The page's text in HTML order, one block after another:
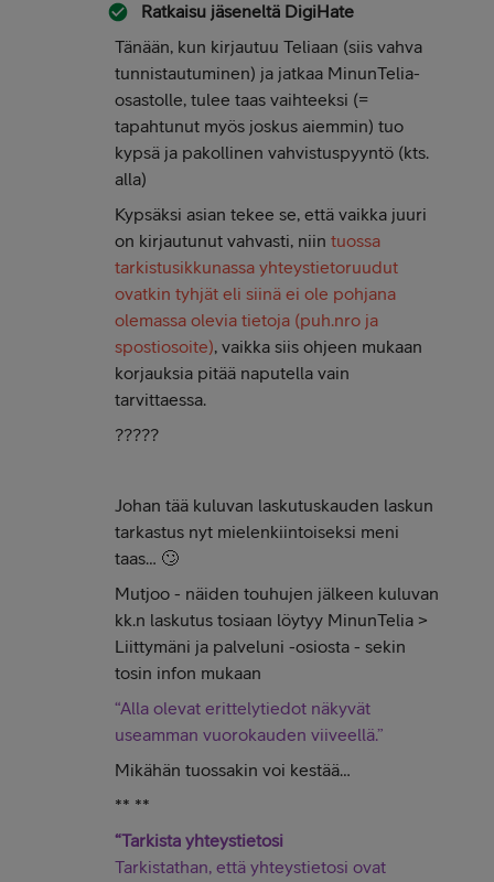
Ratkaisu jäseneltä DigiHate
Tänään, kun kirjautuu Teliaan (siis vahva
tunnistautuminen) ja jatkaa MinunTelia-
osastolle, tulee taas vaihteeksi (=
tapahtunut myös joskus aiemmin) tuo
kypsä ja pakollinen vahvistuspyyntö (kts.
alla)
Kypsäksi asian tekee se, että vaikka juuri
on kirjautunut vahvasti, niin tuossa
tarkistusikkunassa yhteystietoruudut
ovatkin tyhjät eli siinä ei ole pohjana
olemassa olevia tietoja (puh.nro ja
spostiosoite), vaikka siis ohjeen mukaan
korjauksia pitää naputella vain
tarvittaessa.
?????
Johan tää kuluvan laskutuskauden laskun
tarkastus nyt mielenkiintoiseksi meni
taas… 🙄
Mutjoo - näiden touhujen jälkeen kuluvan
kk.n laskutus tosiaan löytyy MinunTelia >
Liittymäni ja palveluni -osiosta - sekin
tosin infon mukaan
“Alla olevat erittelytiedot näkyvät
useamman vuorokauden viiveellä.”
Mikähän tuossakin voi kestää…
** **
“Tarkista yhteystietosi
Tarkistathan, että yhteystietosi ovat